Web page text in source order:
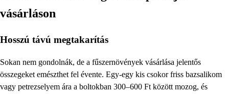
vásárláson
Hosszú távú megtakarítás
Sokan nem gondolnák, de a fűszernövények vásárlása jelentős
összegeket emészthet fel évente. Egy-egy kis csokor friss bazsalikom
vagy petrezselyem ára a boltokban 300–600 Ft között mozog, és